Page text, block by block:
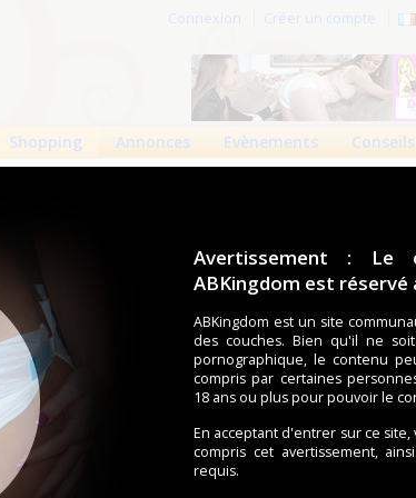
Avertissement : Le
ABKingdom est réservé
ABKingdom est un site
des couches. Bien qu'il ne
pornographique, le contenu
compris par certaines
18 ans ou plus pour pouvoir le
En acceptant d'entrer sur ce
compris cet avertissement,
requis.
Connexion Créer un compte
Shopping Annonces Evènements Conseils
Informations mises à jour le 2 juin 2012 4777 vues
- Plothostraße 5 - D-16866 Kyritz